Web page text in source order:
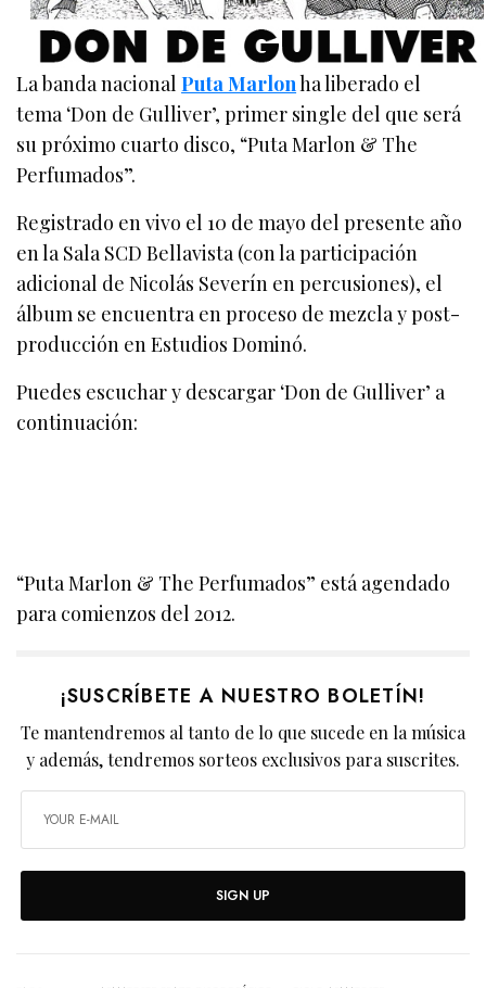
La banda nacionalPuta Marlonha liberado el
tema ‘Don de Gulliver’, primer single del que será
su próximo cuarto disco, “Puta Marlon & The
Perfumados”.
Registrado en vivo el 10 de mayo del presente año
en la Sala SCD Bellavista (con la participación
adicional de Nicolás Severín en percusiones), el
álbum se encuentra en proceso de mezcla y post-
producción en Estudios Dominó.
Puedes escuchar y descargar ‘Don de Gulliver’ a
continuación:
“Puta Marlon & The Perfumados” está agendado
para comienzos del 2012.
¡SUSCRÍBETE A NUESTRO BOLETÍN!
Te mantendremos al tanto de lo que sucede en la música
y además, tendremos sorteos exclusivos para suscrites.
SIGN UP